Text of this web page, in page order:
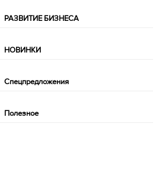
РАЗВИТИЕ БИЗНЕСА
НОВИНКИ
Спецпредложения
Полезное